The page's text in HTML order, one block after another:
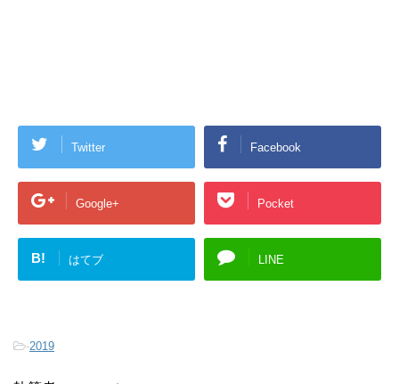
Twitter Facebook
Google+ Pocket
B! はてブ LINE
-2019